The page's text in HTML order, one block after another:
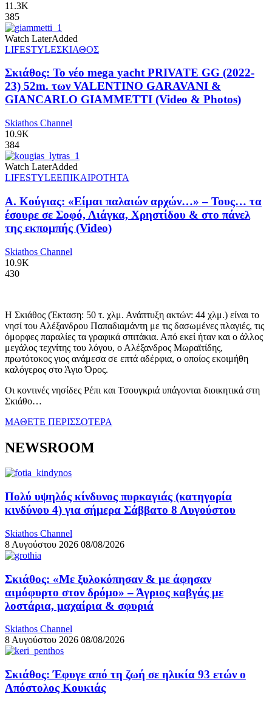
11.3K
385
Watch LaterAdded
LIFESTYLEΣΚΙΑΘΟΣ
Σκιάθος: Το νέο mega yacht PRIVATE GG (2022-
23) 52m. των VALENTINO GARAVANI &
GIANCARLO GIAMMETTI (Video & Photos)
Skiathos Channel
10.9K
384
Watch LaterAdded
LIFESTYLEΕΠΙΚΑΙΡΟΤΗΤΑ
Α. Κούγιας: «Είμαι παλαιών αρχών…» – Τους… τα
έσουρε σε Σοφό, Λιάγκα, Χρηστίδου & στο πάνελ
της εκπομπής (Video)
Skiathos Channel
10.9K
430
Η Σκιάθος (Έκταση: 50 τ. χλμ. Ανάπτυξη ακτών: 44 χλμ.) είναι το
νησί του Αλέξανδρου Παπαδιαμάντη με τις δασωμένες πλαγιές, τις
όμορφες παραλίες τα γραφικά σπιτάκια. Από εκεί ήταν και ο άλλος
μεγάλος τεχνίτης του λόγου, ο Αλέξανδρος Μωραϊτίδης,
πρωτότοκος γιος ανάμεσα σε επτά αδέρφια, ο οποίος εκοιμήθη
καλόγερος στο Άγιο Όρος.
Οι κοντινές νησίδες Ρέπι και Τσουγκριά υπάγονται διοικητικά στη
Σκιάθο…
ΜΑΘΕΤΕ ΠΕΡΙΣΣΟΤΕΡΑ
NEWSROOM
Πολύ υψηλός κίνδυνος πυρκαγιάς (κατηγορία
κινδύνου 4) για σήμερα Σάββατο 8 Αυγούστου
Skiathos Channel
8 Αυγούστου 2026 08/08/2026
Σκιάθος: «Με ξυλοκόπησαν & με άφησαν
αιμόφυρτο στον δρόμο» – Άγριος καβγάς με
λοστάρια, μαχαίρια & σφυριά
Skiathos Channel
8 Αυγούστου 2026 08/08/2026
Σκιάθος: Έφυγε από τη ζωή σε ηλικία 93 ετών ο
Απόστολος Κουκιάς